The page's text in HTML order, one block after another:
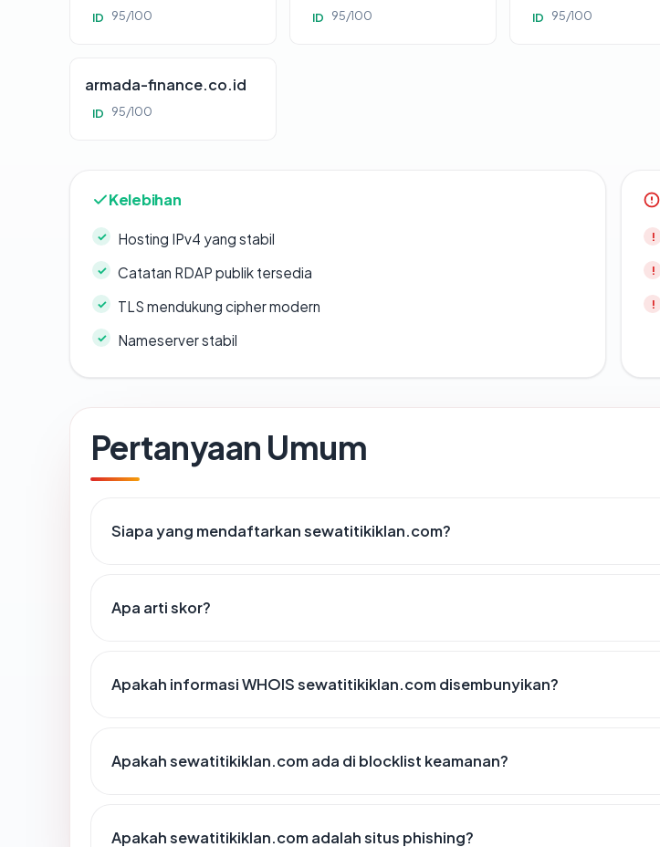
ID 95/100 ID 95/100 ID 95/100
armada-finance.co.id
ID 95/100
Kelebihan
Hosting IPv4 yang stabil
Catatan RDAP publik tersedia
TLS mendukung cipher modern
Nameserver stabil
Pertanyaan Umum
Siapa yang mendaftarkan sewatitikiklan.com?
Apa arti skor?
Apakah informasi WHOIS sewatitikiklan.com disembunyikan?
Apakah sewatitikiklan.com ada di blocklist keamanan?
Apakah sewatitikiklan.com adalah situs phishing?